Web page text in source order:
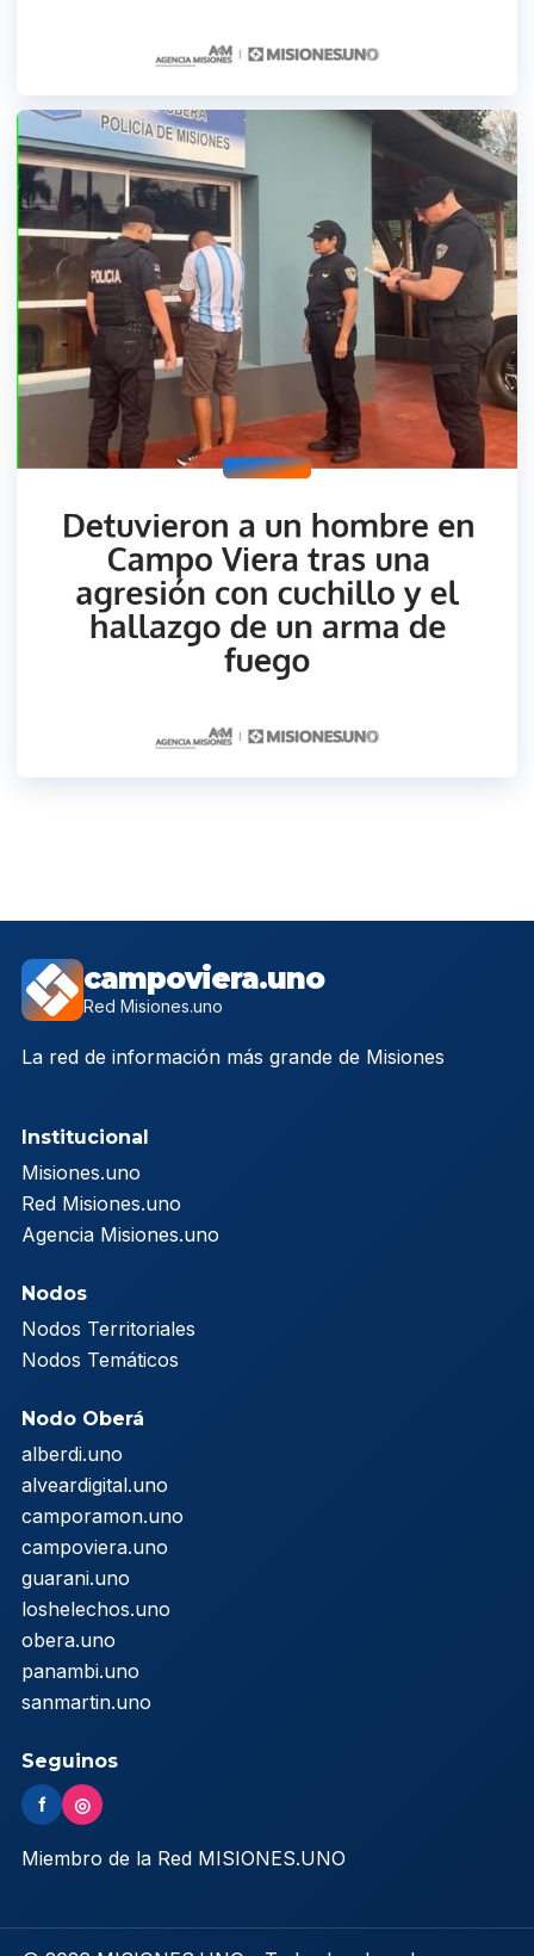
campoviera.uno
Red Misiones.uno
La red de información más grande de Misiones
Institucional
Misiones.uno
Red Misiones.uno
Agencia Misiones.uno
Nodos
Nodos Territoriales
Nodos Temáticos
Nodo Oberá
alberdi.uno
alveardigital.uno
camporamon.uno
campoviera.uno
guarani.uno
loshelechos.uno
obera.uno
panambi.uno
sanmartin.uno
Seguinos
f ◎
Miembro de la Red MISIONES.UNO